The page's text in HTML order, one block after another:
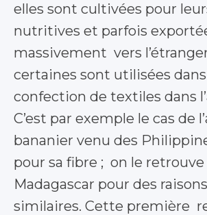
elles sont cultivées pour
nutritives et parfois
massivement vers
certaines sont utilisées
confection de textiles dans
C’est par exemple le cas de
bananier venu des
pour sa fibre ; on le
Madagascar pour des
similaires. Cette première